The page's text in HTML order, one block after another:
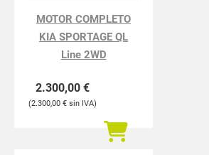
MOTOR COMPLETO
KIA SPORTAGE QL
Line 2WD
2.300,00 €
2.300,00 €